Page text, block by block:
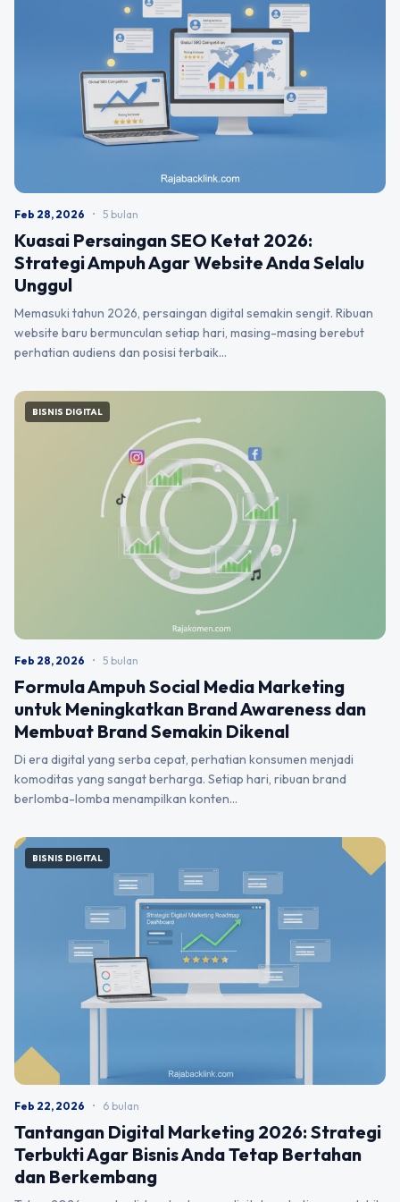
Feb 28, 2026 • 5 bulan
Kuasai Persaingan SEO Ketat 2026:
Strategi Ampuh Agar Website Anda Selalu
Unggul
Memasuki tahun 2026, persaingan digital semakin sengit. Ribuan
website baru bermunculan setiap hari, masing-masing berebut
perhatian audiens dan posisi terbaik…
BISNIS DIGITAL
Feb 28, 2026 • 5 bulan
Formula Ampuh Social Media Marketing
untuk Meningkatkan Brand Awareness dan
Membuat Brand Semakin Dikenal
Di era digital yang serba cepat, perhatian konsumen menjadi
komoditas yang sangat berharga. Setiap hari, ribuan brand
berlomba-lomba menampilkan konten…
BISNIS DIGITAL
Feb 22, 2026 • 6 bulan
Tantangan Digital Marketing 2026: Strategi
Terbukti Agar Bisnis Anda Tetap Bertahan
dan Berkembang